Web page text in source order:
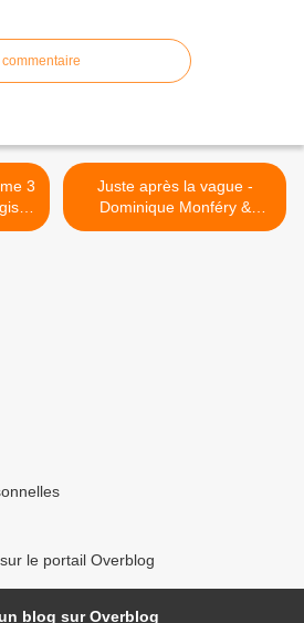
Juste après la vague -
Dominique Monféry &
Sandrine Collette >
le portail Overblog
blog sur Overblog